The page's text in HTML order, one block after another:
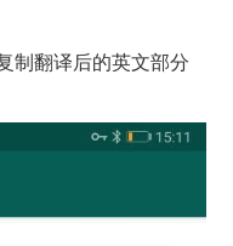
制翻译后的英文部分